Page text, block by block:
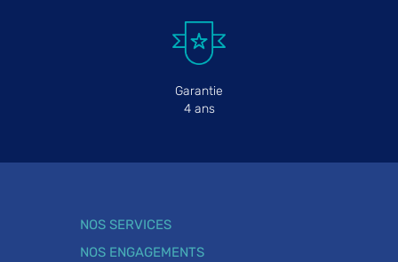
Garantie
4 ans
NOS SERVICES
NOS ENGAGEMENTS